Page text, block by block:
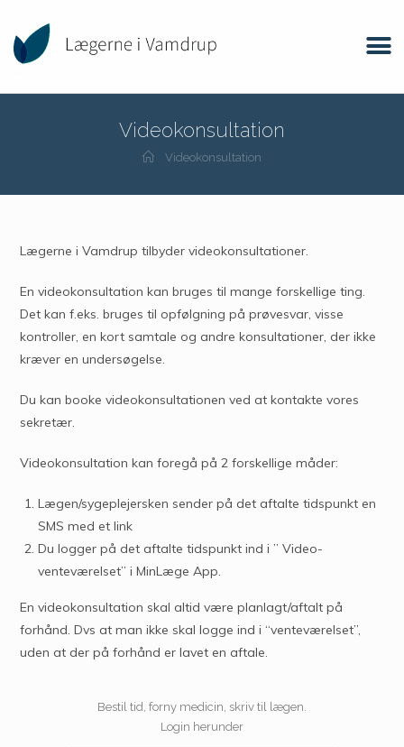
Videokonsultation
Videokonsultation
Lægerne i Vamdrup tilbyder videokonsultationer.
En videokonsultation kan bruges til mange forskellige ting.
Det kan f.eks. bruges til opfølgning på prøvesvar, visse
kontroller, en kort samtale og andre konsultationer, der ikke
kræver en undersøgelse.
Du kan booke videokonsultationen ved at kontakte vores
sekretær.
Videokonsultation kan foregå på 2 forskellige måder:
Lægen/sygeplejersken sender på det aftalte tidspunkt en
SMS med et link
Du logger på det aftalte tidspunkt ind i ” Video-
venteværelset” i MinLæge App.
En videokonsultation skal altid være planlagt/aftalt på
forhånd. Dvs at man ikke skal logge ind i “venteværelset”,
uden at der på forhånd er lavet en aftale.
Bestil tid, forny medicin, skriv til lægen.
Login herunder